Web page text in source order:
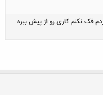
اومد 5 دیقه گریه کردم فک نکنم کاری رو از پیش ببره